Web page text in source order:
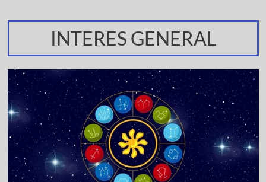
INTERES GENERAL